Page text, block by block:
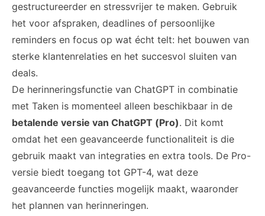
gestructureerder en stressvrijer te maken. Gebruik
het voor afspraken, deadlines of persoonlijke
reminders en focus op wat écht telt: het bouwen van
sterke klantenrelaties en het succesvol sluiten van
deals.
De herinneringsfunctie van ChatGPT in combinatie
met Taken is momenteel alleen beschikbaar in de
betalende versie van ChatGPT (Pro). Dit komt
omdat het een geavanceerde functionaliteit is die
gebruik maakt van integraties en extra tools. De Pro-
versie biedt toegang tot GPT-4, wat deze
geavanceerde functies mogelijk maakt, waaronder
het plannen van herinneringen.